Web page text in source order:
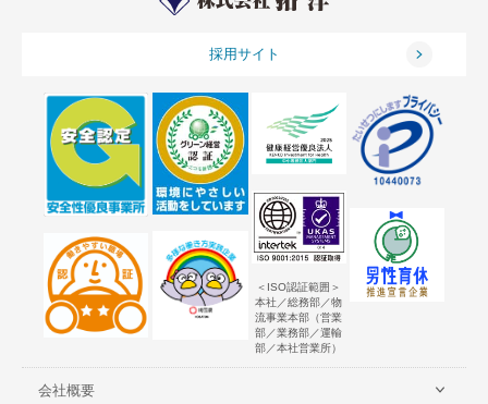
採用サイト
＜ISO認証範囲＞
本社／総務部／物
流事業本部（営業
部／業務部／運輸
部／本社営業所）
会社概要